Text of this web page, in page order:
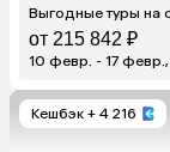
Выгодные туры на
от 215 842 ₽
10 февр. - 17 февр.,
Кешбэк + 4 216